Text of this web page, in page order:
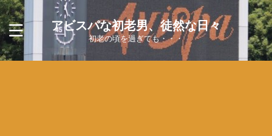
アビスパな初老男、徒然な日々
初老の頃を過ぎても・・・